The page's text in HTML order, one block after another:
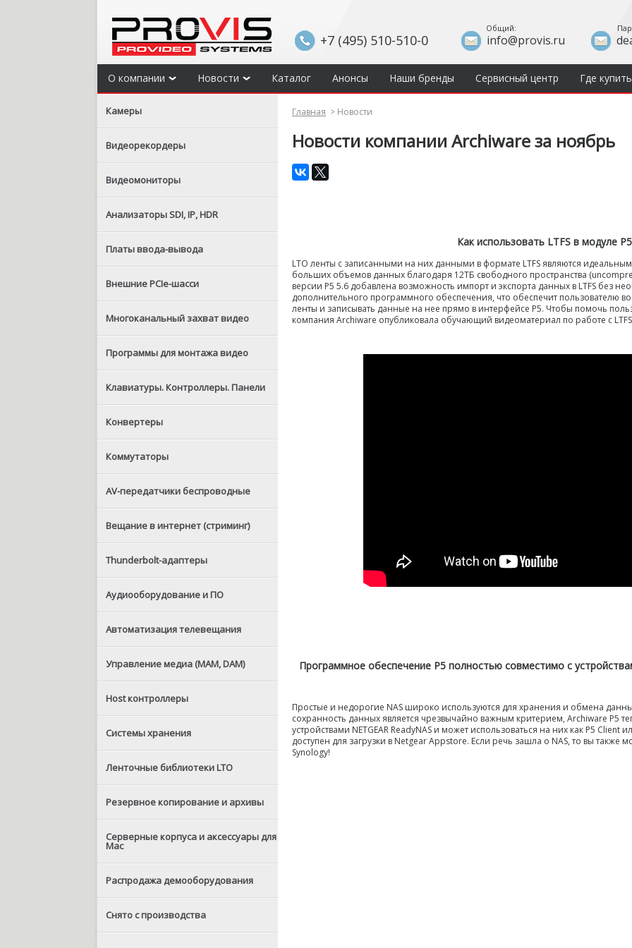
+7 (495) 510-510-0 info@provis.ru
Общий:
О компании Новости Каталог Анонсы Наши бренды Сервисный центр Где купить
Камеры
Видеорекордеры
Видеомониторы
Анализаторы SDI, IP, HDR
Платы ввода-вывода
Внешние PCIe-шасси
Многоканальный захват видео
Программы для монтажа видео
Клавиатуры. Контроллеры. Панели
Конвертеры
Коммутаторы
AV-передатчики беспроводные
Вещание в интернет (стриминг)
Thunderbolt-адаптеры
Аудиооборудование и ПО
Автоматизация телевещания
Управление медиа (MAM, DAM)
Host контроллеры
Системы хранения
Ленточные библиотеки LTO
Резервное копирование и архивы
Серверные корпуса и аксессуары для
Mac
Распродажа демооборудования
Снято с производства
Главная > Новости
Новости компании Archiware за ноябрь
Как использовать LTFS в модуле
LTO ленты с записанными на них данными в формате LTFS являются
больших объемов данных благодаря 12ТБ свободного пространства
версии P5 5.6 добавлена возможность импорт и экспорта данных в LTFS без
дополнительного программного обеспечения, что обеспечит пользователю
ленты и записывать данные на нее прямо в интерфейсе P5. Чтобы помочь
компания Archiware опубликовала обучающий видеоматериал по работе с LTFS
Программное обеспечение P5 полностью совместимо с
Простые и недорогие NAS широко используются для хранения и обмена
сохранность данных является чрезвычайно важным критерием, Archiware P5
устройствами NETGEAR ReadyNAS и может использоваться на них как P5 Client
доступен для загрузки в Netgear Appstore. Если речь зашла о NAS, то вы также
Synology!